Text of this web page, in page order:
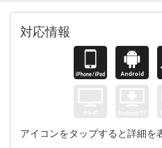
対応情報
アイコンをタップすると詳細を